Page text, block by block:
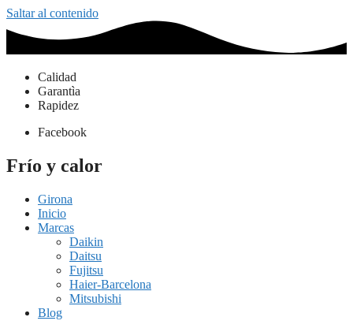
Saltar al contenido
Calidad
Garantìa
Rapidez
Facebook
Frío y calor
Girona
Inicio
Marcas
Daikin
Daitsu
Fujitsu
Haier-Barcelona
Mitsubishi
Blog